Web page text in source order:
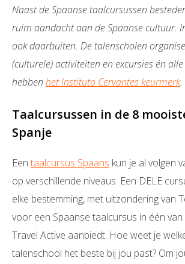
Naast de Spaanse taalcursussen
ruim aandacht aan de Spaanse cultuur.
ook daarbuiten. De talenscholen
(culturele) activiteiten en excursies én
hebben het Instituto Cervantes keurmerk.
Taalcursussen in de 8
Spanje
Een taalcursus Spaans kun je al volgen
op verschillende niveaus. Een DELE
elke bestemming, met uitzondering van
voor een Spaanse taalcursus in één
Travel Active aanbiedt. Hoe weet je
talenschool het beste bij jou past? Om